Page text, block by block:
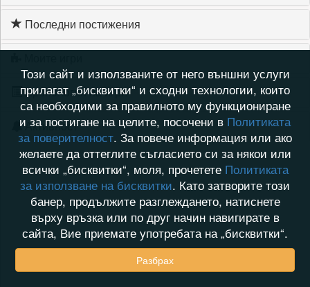
Последни постижения
Хронология на игри
Активност
Този сайт и използваните от него външни услуги
прилагат „бисквитки“ и сходни технологии, които
са необходими за правилното му функциониране
и за постигане на целите, посочени в Политиката
за поверителност. За повече информация или ако
желаете да оттеглите съгласието си за някои или
всички „бисквитки“, моля, прочетете Политиката
за използване на бисквитки. Като затворите този
банер, продължите разглеждането, натиснете
върху връзка или по друг начин навигирате в
сайта, Вие приемате употребата на „бисквитки“.
Разбрах